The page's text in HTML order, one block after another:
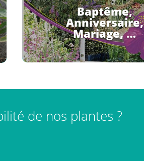
Baptême,
Anniversaire,
Mariage, …
de nos plantes ?